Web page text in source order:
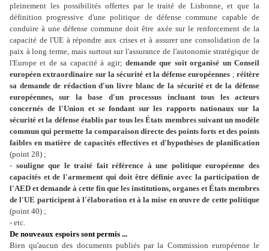
pleinement les possibilités offertes par le traité de Lisbonne, et que la
définition progressive d'une politique de défense commune capable de
conduire à une défense commune doit être axée sur le renforcement de la
capacité de l'UE à répondre aux crises et à assurer une consolidation de la
paix à long terme, mais surtout sur l'assurance de l'autonomie stratégique de
l'Europe et de sa capacité à agir; demande que soit organisé un Conseil
européen extraordinaire sur la sécurité et la défense européennes ;réitère
sa demande de rédaction d'un livre blanc de la sécurité et de la défense
européennes, sur la base d'un processus incluant tous les acteurs
concernés de l'Union et se fondant sur les rapports nationaux sur la
sécurité et la défense établis par tous les États membres suivant un modèle
commun qui permette la comparaison directe des points forts et des points
faibles en matière de capacités effectives et d'hypothèses de planification
(point 28) ;
- souligne que le traité fait référence à une politique européenne des
capacités et de l'armement qui doit être définie avec la participation de
l'AED et demande à cette fin que les institutions, organes et États membres
de l'UE participent à l'élaboration et à la mise en œuvre de cette politique
(point 40) ;
- etc.
De nouveaux espoirs sont permis ...
Bien qu'aucun des documents publiés par la Commission européenne le